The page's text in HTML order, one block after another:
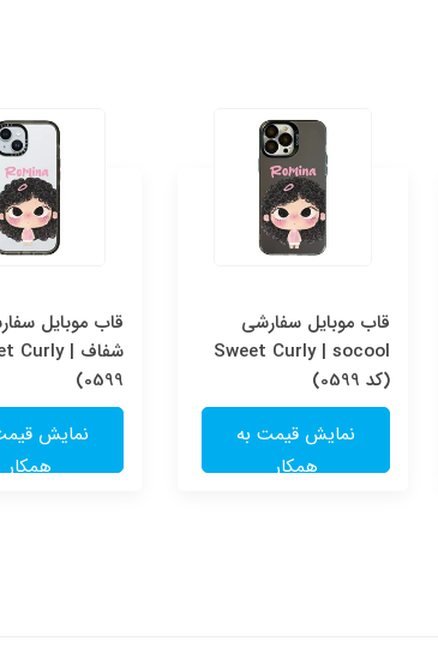
قاب موبایل سفارشی
Sweet Curly | socool
(کد 0599)
نمایش قیمت به
همکار
قاب موبایل
0599)
نمایش
همکار